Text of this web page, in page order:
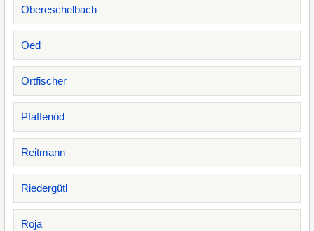
Obereschelbach
Oed
Ortfischer
Pfaffenöd
Reitmann
Riedergütl
Roja